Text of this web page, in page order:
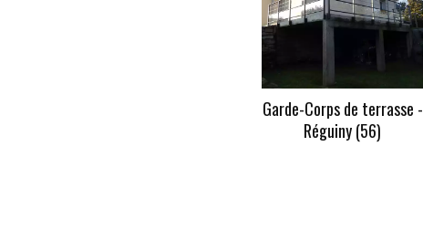
Garde-Corps de terrasse -
Réguiny (56)